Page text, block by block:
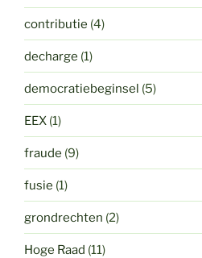
contributie (4)
decharge (1)
democratiebeginsel (5)
EEX (1)
fraude (9)
fusie (1)
grondrechten (2)
Hoge Raad (11)